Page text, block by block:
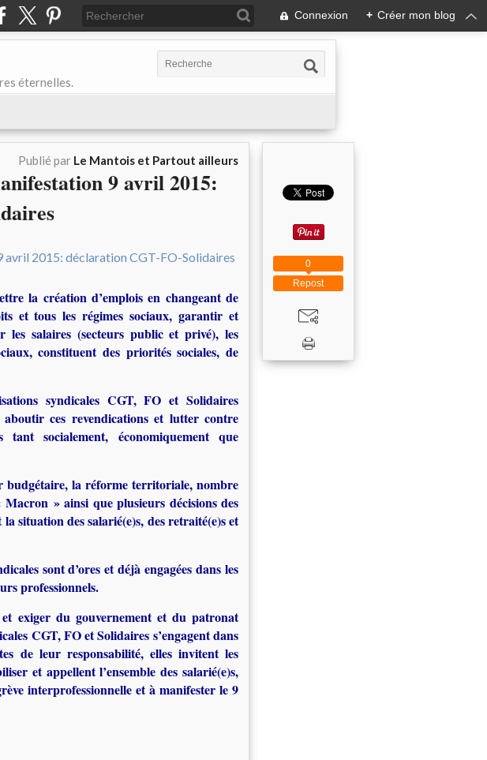
Connexion + Créer mon blog
éternelles.
Publié par Le Mantois et Partout ailleurs
9 avril 2015:
la création d’emplois en changeant de
et tous les régimes sociaux, garantir et
les salaires (secteurs public et privé), les
constituent des priorités sociales, de
syndicales CGT, FO et Solidaires
ces revendications et lutter contre
socialement, économiquement que
la réforme territoriale, nombre
» ainsi que plusieurs décisions des
situation des salarié(e)s, des retraité(e)s et
sont d’ores et déjà engagées dans les
professionnels.
exiger du gouvernement et du patronat
CGT, FO et Solidaires s’engagent dans
de leur responsabilité, elles invitent les
et appellent l’ensemble des salarié(e)s,
interprofessionnelle et à manifester le 9
Repost
0